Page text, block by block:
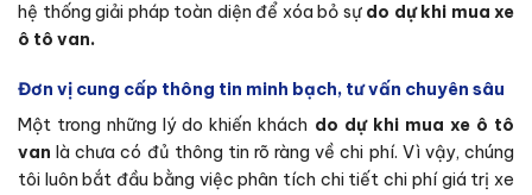
hệ thống giải pháp toàn diện để xóa bỏ sự do dự khi mua xe
ô tô van.
Đơn vị cung cấp thông tin minh bạch, tư vấn chuyên sâu
Một trong những lý do khiến khách do dự khi mua xe ô tô
vanlà chưa có đủ thông tin rõ ràng về chi phí. Vì vậy, chúng
tôi luôn bắt đầu bằng việc phân tích chi tiết chi phí giá trị xe